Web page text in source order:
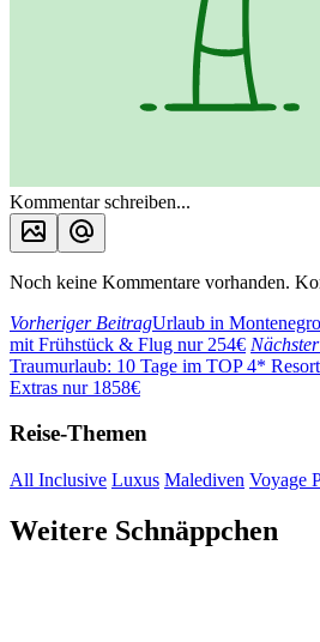
Kommentar schreiben...
Noch keine Kommentare vorhanden.
Vorheriger BeitragUrlaub in
mit Frühstück & Flug nur 254€
Traumurlaub: 10 Tage im TOP 4*
Extras nur 1858€
Reise-Themen
All Inclusive Luxus Malediven Voyage
Weitere Schnäppchen